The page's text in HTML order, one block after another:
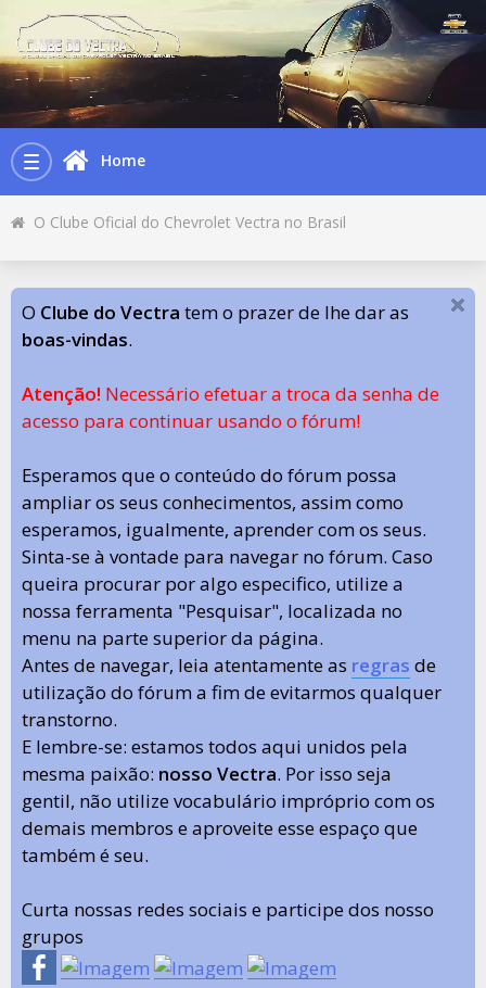
Toggle
navigation
Home
O Clube Oficial do Chevrolet Vectra no Brasil
O Clube do Vectra tem o prazer de lhe dar as
boas-vindas.
Atenção! Necessário efetuar a troca da senha de
acesso para continuar usando o fórum!
Esperamos que o conteúdo do fórum possa
ampliar os seus conhecimentos, assim como
esperamos, igualmente, aprender com os seus.
Sinta-se à vontade para navegar no fórum. Caso
queira procurar por algo especifico, utilize a
nossa ferramenta "Pesquisar", localizada no
menu na parte superior da página.
Antes de navegar, leia atentamente as regras de
utilização do fórum a fim de evitarmos qualquer
transtorno.
E lembre-se: estamos todos aqui unidos pela
mesma paixão: nosso Vectra. Por isso seja
gentil, não utilize vocabulário impróprio com os
demais membros e aproveite esse espaço que
também é seu.
Curta nossas redes sociais e participe dos nosso
grupos